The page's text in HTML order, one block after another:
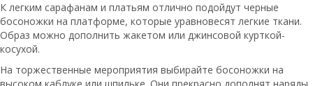
К легким сарафанам и платьям отлично подойдут черные
босоножки на платформе, которые уравновесят легкие ткани.
Образ можно дополнить жакетом или джинсовой курткой-
косухой.
На торжественные мероприятия выбирайте босоножки на